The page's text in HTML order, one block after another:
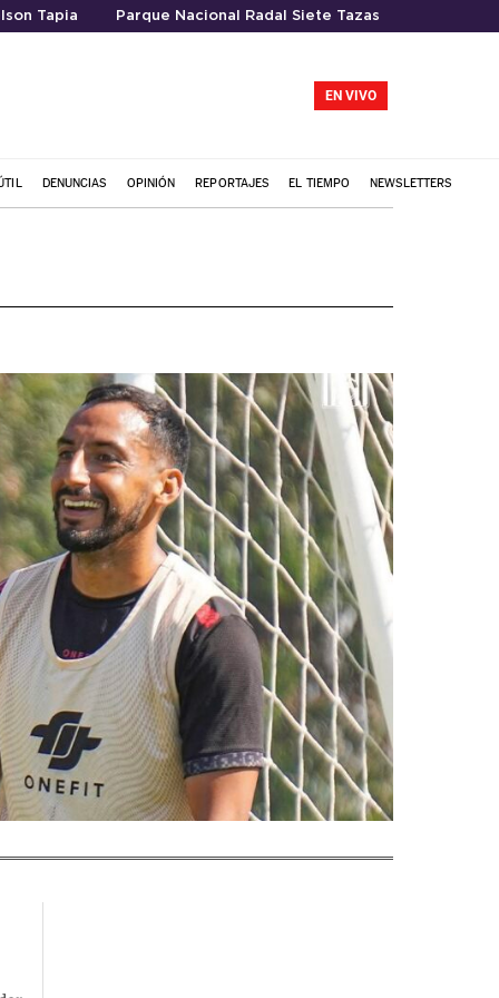
Tapia Parque Nacional Radal Siete Tazas
EN VIVO
DENUNCIAS OPINIÓN REPORTAJES EL TIEMPO NEWSLETTERS